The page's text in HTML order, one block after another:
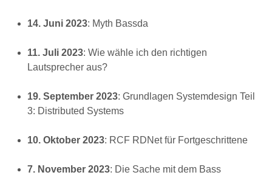
14. Juni 2023: Myth Bassda
11. Juli 2023: Wie wähle ich den richtigen
Lautsprecher aus?
19. September 2023: Grundlagen Systemdesign Teil
3: Distributed Systems
10. Oktober 2023: RCF RDNet für Fortgeschrittene
7. November 2023: Die Sache mit dem Bass